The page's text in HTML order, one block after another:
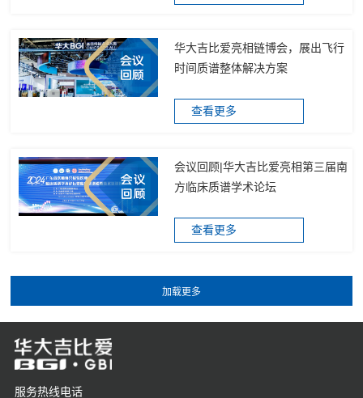
华大吉比爱亮相链博会，展出飞行
时间质谱整体解决方案
查看更多
会议回顾|华大吉比爱亮相第三届南
方临床质谱学术论坛
查看更多
服务热线电话